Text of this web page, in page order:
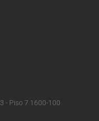
- Piso 7 1600-100